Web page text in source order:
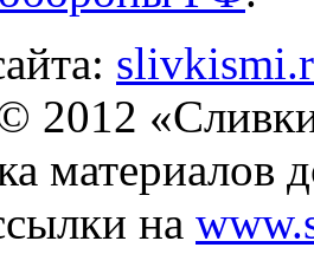
2012
материалов
на